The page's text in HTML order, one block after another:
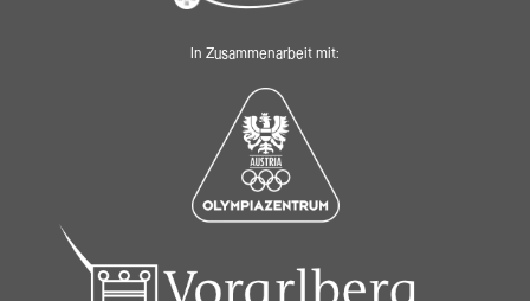
In Zusammenarbeit mit: